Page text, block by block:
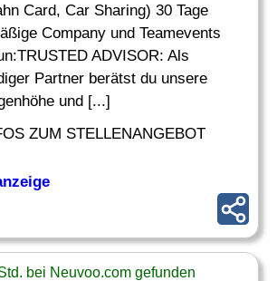
Card, Car Sharing) 30 Tage
Company und Teamevents
ADVISOR: Als
Partner berätst du unsere
und [...]
ZUM STELLENANGEBOT
bei Neuvoo.com gefunden